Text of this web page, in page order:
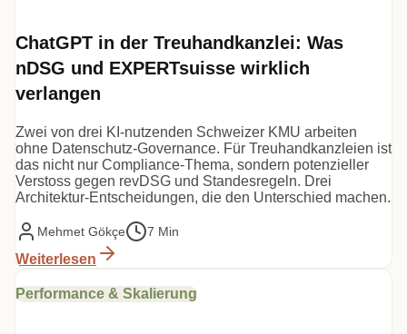
ChatGPT in der Treuhandkanzlei: Was
nDSG und EXPERTsuisse wirklich
verlangen
Zwei von drei KI-nutzenden Schweizer KMU arbeiten
ohne Datenschutz-Governance. Für Treuhandkanzleien ist
das nicht nur Compliance-Thema, sondern potenzieller
Verstoss gegen revDSG und Standesregeln. Drei
Architektur-Entscheidungen, die den Unterschied machen.
Mehmet Gökçe 7 Min
Weiterlesen
Performance & Skalierung